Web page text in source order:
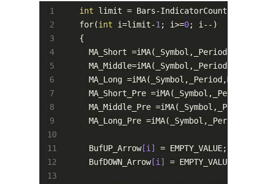
int limit = Bars-IndicatorCounted()
   for(
int i=limit-1; i>=0; i--)
   {
     MA_Short =i
MA( _Symbol , _Period
     MA_Middle=i
MA( _Symbol , _Period
     MA_Long =i
MA( _Symbol , _Period
     MA_Short_Pre =i
MA( _Symbol , _Period
     MA_Middle_Pre =i
MA( _Symbol , _Period
     MA_Long_Pre =i
MA( _Symbol , _Period
     BufUP_Arrow
[i] = EMPTY_VALUE;
     BufDOWN_Arrow
[i] = EMPTY_VALUE;